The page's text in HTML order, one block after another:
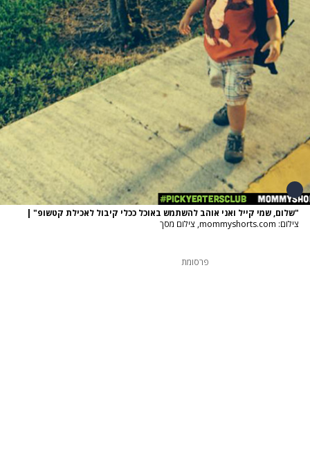
"שלום, שמי קייל ואני אוהב להשתמש באוכל ככלי קיבול לאכילת קטשופ" |
צילום: mommyshorts.com, צילום מסך
פרסומת